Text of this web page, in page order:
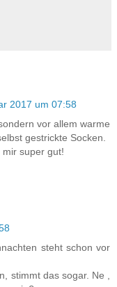
2017 um 07:58
vor allem warme
gestrickte Socken.
super gut!
steht schon vor
stimmt das sogar. Ne ,